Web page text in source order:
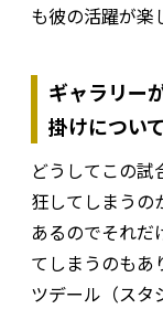
も彼の活躍が楽
ギャラリー
掛けについて
どうしてこの
狂してしまうの
あるのでそれだ
てしまうのもあ
ツデール（スタ